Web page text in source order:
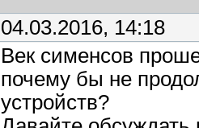
04.03.2016, 14:18
Век сименсов
почему бы не
устройств?